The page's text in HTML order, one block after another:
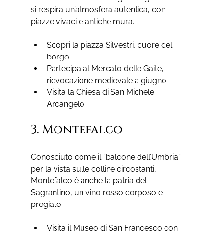
si respira un’atmosfera autentica, con
piazze vivaci e antiche mura.
Scopri la piazza Silvestri, cuore del
borgo
Partecipa al Mercato delle Gaite,
rievocazione medievale a giugno
Visita la Chiesa di San Michele
Arcangelo
3. Montefalco
Conosciuto come il “balcone dell’Umbria”
per la vista sulle colline circostanti,
Montefalco è anche la patria del
Sagrantino, un vino rosso corposo e
pregiato.
Visita il Museo di San Francesco con